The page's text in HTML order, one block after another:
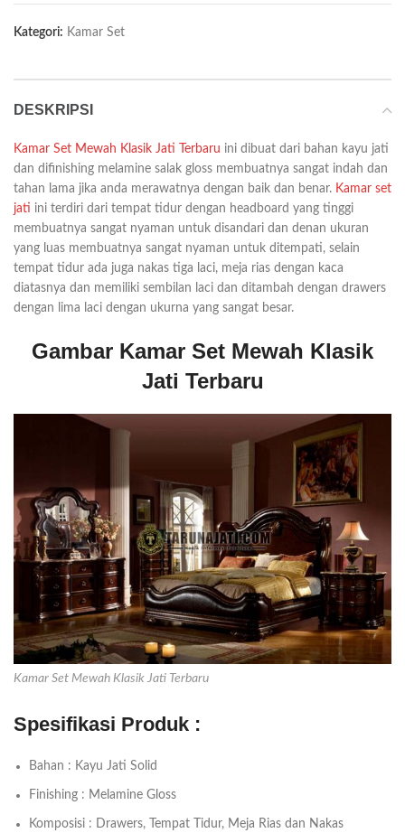
Kategori: Kamar Set
DESKRIPSI
Kamar Set Mewah Klasik Jati Terbaru ini dibuat dari bahan kayu jati
dan difinishing melamine salak gloss membuatnya sangat indah dan
tahan lama jika anda merawatnya dengan baik dan benar. Kamar set
jati ini terdiri dari tempat tidur dengan headboard yang tinggi
membuatnya sangat nyaman untuk disandari dan denan ukuran
yang luas membuatnya sangat nyaman untuk ditempati, selain
tempat tidur ada juga nakas tiga laci, meja rias dengan kaca
diatasnya dan memiliki sembilan laci dan ditambah dengan drawers
dengan lima laci dengan ukurna yang sangat besar.
Gambar Kamar Set Mewah Klasik
Jati Terbaru
Kamar Set Mewah Klasik Jati Terbaru
Spesifikasi Produk :
Bahan : Kayu Jati Solid
Finishing : Melamine Gloss
Komposisi : Drawers, Tempat Tidur, Meja Rias dan Nakas